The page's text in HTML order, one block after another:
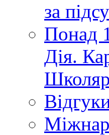
за
Понад
Дія.